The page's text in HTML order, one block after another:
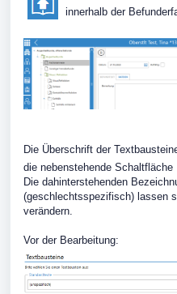
innerhalb der
Die Überschrift der
die nebenstehende Schaltfläche
Die dahinterstehenden
(geschlechtsspezifisch) lassen
verändern.
Vor der Bearbeitung: